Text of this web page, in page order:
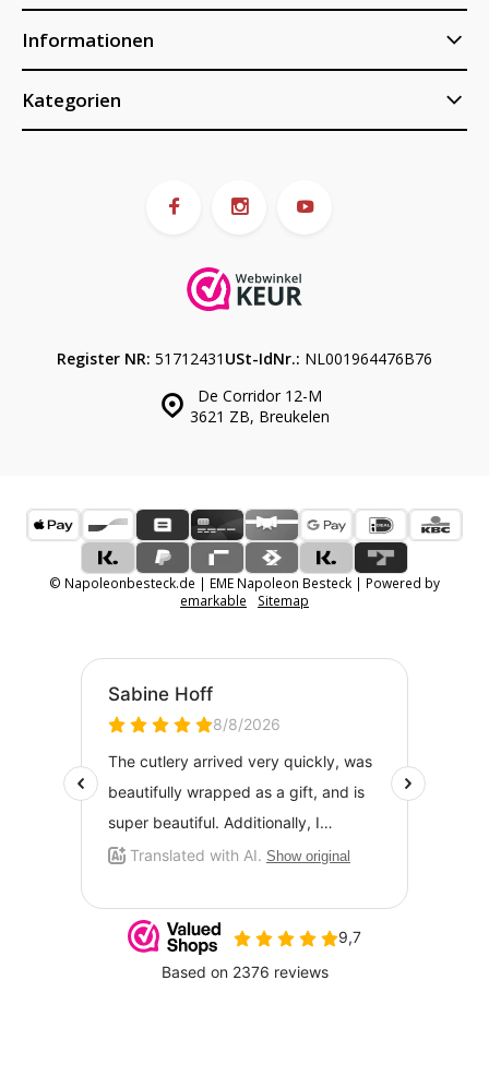
Informationen
Kategorien
De Corridor 12-M
3621 ZB, Breukelen
Register NR: 51712431 USt-IdNr.: NL001964476B76
© Napoleonbesteck.de | EME Napoleon Besteck | Powered by
emarkable
Sitemap